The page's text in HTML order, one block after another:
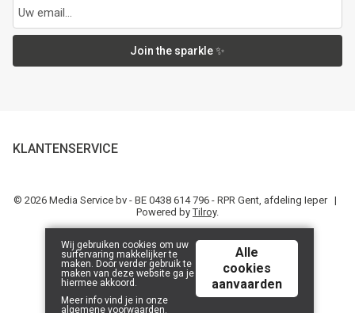
Join the sparkle ✨
KLANTENSERVICE
© 2026 Media Service bv - BE 0438 614 796 - RPR Gent, afdeling Ieper |
Powered byTilroy.
Wij gebruiken cookies om uw
surfervaring makkelijker te
maken. Door verder gebruik te
maken van deze website ga je
hiermee akkoord.
Meer info vind je in onze
algemene voorwaarden.
Alle
cookies
aanvaarden